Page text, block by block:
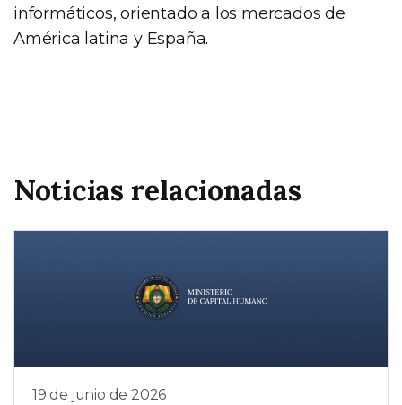
informáticos, orientado a los mercados de
América latina y España.
Noticias relacionadas
19 de junio de 2026